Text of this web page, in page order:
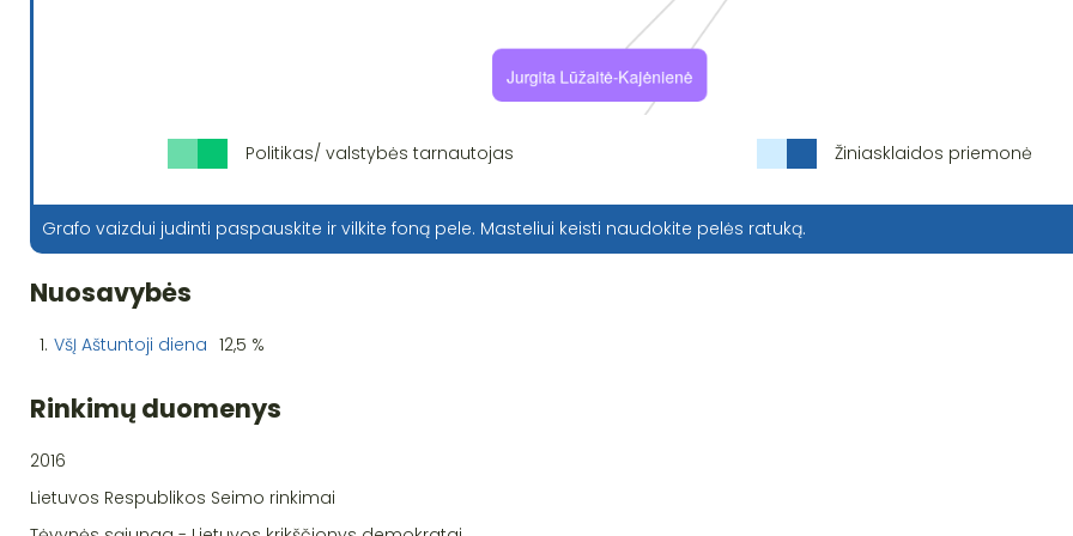
Politikas/ valstybės tarnautojas Žiniasklaidos priemonė
Grafo vaizdui judinti paspauskite ir vilkite foną pele. Masteliui keisti naudokite pelės ratuką.
Nuosavybės
1. VšĮ Aštuntoji diena 12,5 %
Rinkimų duomenys
2016
Lietuvos Respublikos Seimo rinkimai